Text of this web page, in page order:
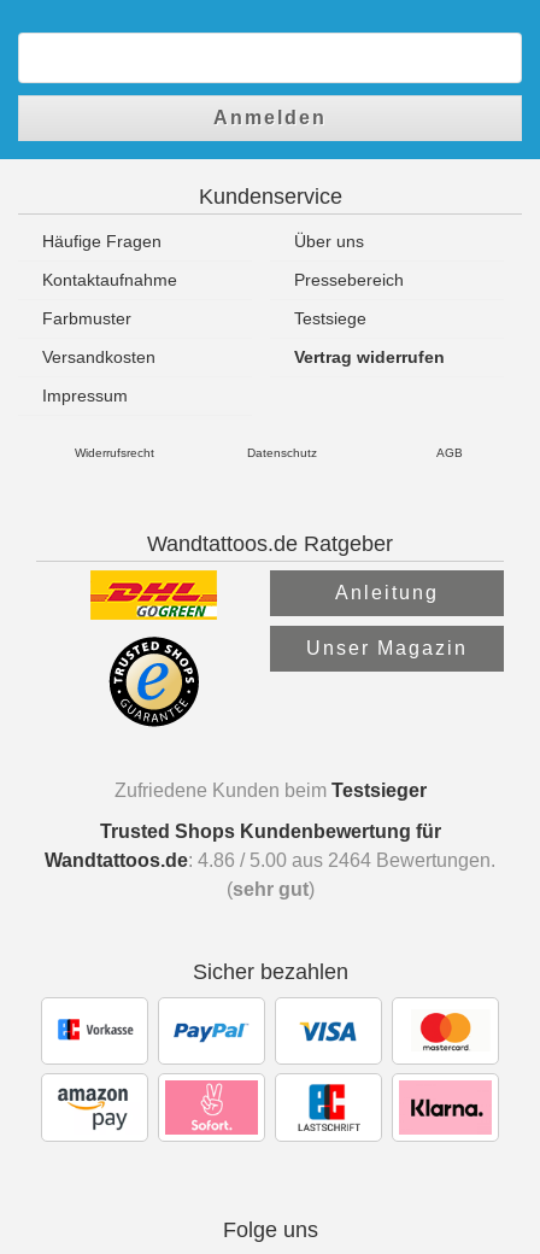
Anmelden
Kundenservice
Häufige Fragen
Über uns
Kontaktaufnahme
Pressebereich
Farbmuster
Testsiege
Versandkosten
Vertrag widerrufen
Impressum
Widerrufsrecht Datenschutz AGB
Wandtattoos.de Ratgeber
Anleitung
Unser Magazin
Zufriedene Kunden beim Testsieger
Trusted Shops Kundenbewertung für
Wandtattoos.de: 4.86 / 5.00 aus 2464 Bewertungen.
(sehr gut)
Sicher bezahlen
Folge uns